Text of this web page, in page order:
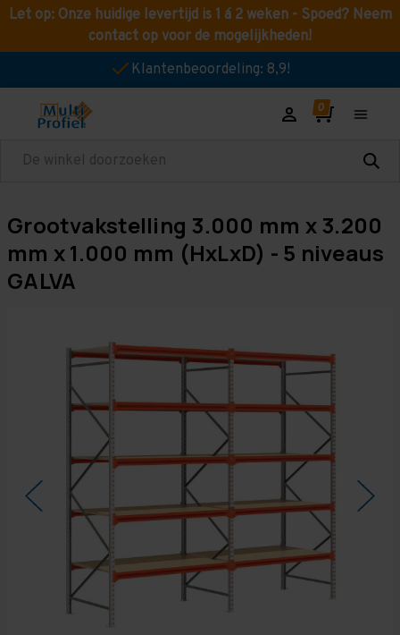
Let op: Onze huidige levertijd is 1 á 2 weken - Spoed? Neem
contact op voor de mogelijkheden!
Klantenbeoordeling: 8,9!
Zoeken
Grootvakstelling 3.000 mm x 3.200
mm x 1.000 mm (HxLxD) - 5 niveaus
GALVA